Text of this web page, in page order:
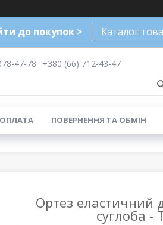
до покупок > Каталог
47-78
+380 (66) 712-43-47
ПОВЕРНЕННЯ ТА ОБМІН
Ортез еластичний
суглоба -